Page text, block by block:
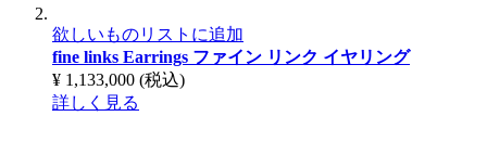
欲しいものリストに追加
fine links Earrings ファイン リンク イヤリング
¥ 1,133,000 (税込)
詳しく見る